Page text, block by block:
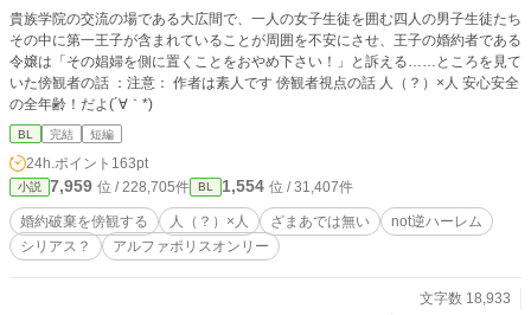
貴族学院の交流の場である大広間で、一人の女子生徒を囲む四人の男子生徒たち
その中に第一王子が含まれていることが周囲を不安にさせ、王子の婚約者である
令嬢は「その娼婦を側に置くことをおやめ下さい！」と訴える……ところを見て
いた傍観者の話 ：注意： 作者は素人です 傍観者視点の話 人（？）×人 安心安全
の全年齢！だよ(´∀｀*)
BL 完結 短編
24h.ポイント 163pt
小説 7,959 位 / 228,705件 BL 1,554 位 / 31,407件
婚約破棄を傍観する 人（？）×人 ざまあでは無い
not逆ハーレム
シリアス？
アルファポリスオンリー
文字数 18,933